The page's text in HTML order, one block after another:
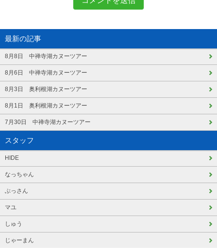
最新の記事
8月8日 中禅寺湖カヌーツアー
8月6日 中禅寺湖カヌーツアー
8月3日 奥利根湖カヌーツアー
8月1日 奥利根湖カヌーツアー
7月30日 中禅寺湖カヌーツアー
スタッフ
HIDE
なっちゃん
ぶっさん
マユ
しゅう
じゃーまん